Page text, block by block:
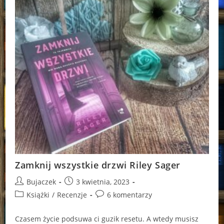
Zamknij wszystkie drzwi Riley Sager
Post
author:
Bujaczek
Post
published:
3 kwietnia, 2023
PostKsiążki / Recenzje
Post6 komentarzy
Cza­sem życie pod­su­wa ci guzik re­se­tu. A wtedy mu­sisz